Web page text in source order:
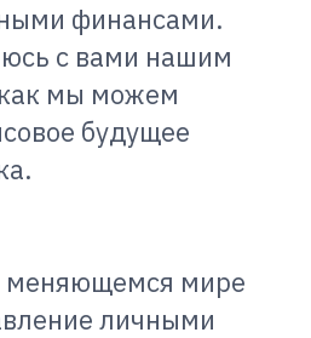
финансами.
с вами нашим
мы можем
будущее
меняющемся мире
личными